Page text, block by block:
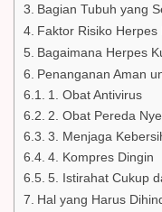
Bagian Tubuh yang
Faktor Risiko Herpes
Bagaimana Herpes
Penanganan Aman
1. Obat Antivirus
2. Obat Pereda
3. Menjaga
4. Kompres Dingin
5. Istirahat Cukup
Hal yang Harus